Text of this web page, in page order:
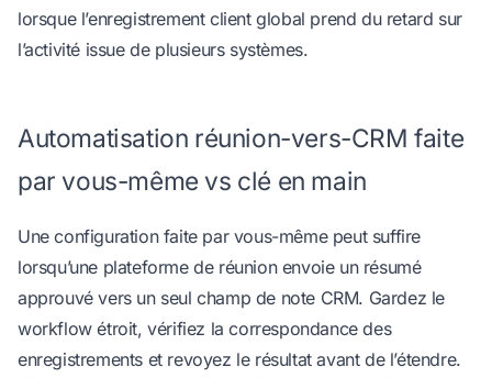
lorsque l’enregistrement client global prend du retard sur
l’activité issue de plusieurs systèmes.
Automatisation réunion-vers-CRM faite
par vous-même vs clé en main
Une configuration faite par vous-même peut suffire
lorsqu’une plateforme de réunion envoie un résumé
approuvé vers un seul champ de note CRM. Gardez le
workflow étroit, vérifiez la correspondance des
enregistrements et revoyez le résultat avant de l’étendre.